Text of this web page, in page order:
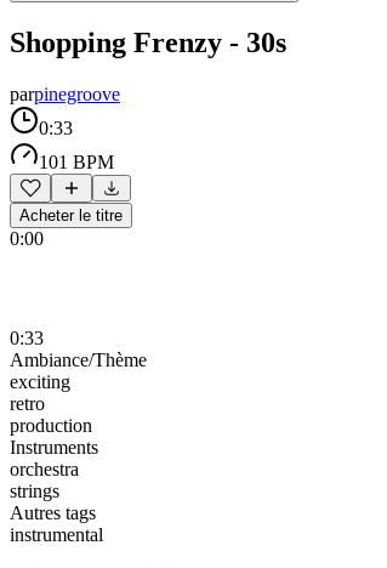
Shopping Frenzy - 30s
parpinegroove
0:33
101 BPM
Acheter le titre
0:00
0:33
Ambiance/Thème
exciting
retro
production
Instruments
orchestra
strings
Autres tags
instrumental